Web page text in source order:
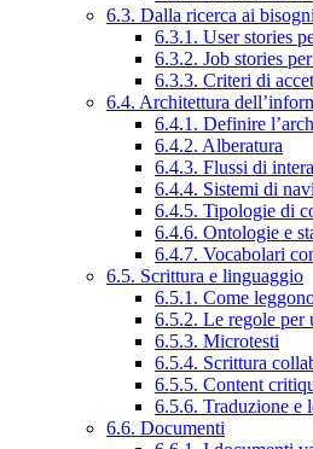
6.3. Dalla ricerca ai
6.3.1. User stories
6.3.2. Job stories
6.3.3. Criteri di
6.4. Architettura
6.4.1. Definire
6.4.2. Alberatura
6.4.3. Flussi di
6.4.4. Sistemi di
6.4.5. Tipologie di
6.4.6. Ontologie e
6.4.7. Vocabolari
6.5. Scrittura e linguaggio
6.5.1. Come
6.5.2. Le regole per
6.5.3. Microtesti
6.5.4. Scrittura
6.5.5. Content
6.5.6. Traduzione e
6.6. Documenti